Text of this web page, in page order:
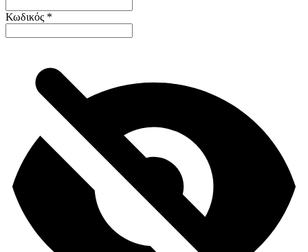
Κωδικός *